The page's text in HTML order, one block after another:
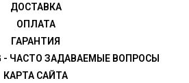
ДОСТАВКА
ОПЛАТА
ГАРАНТИЯ
- ЧАСТО ЗАДАВАЕМЫЕ ВОПРОСЫ
КАРТА САЙТА